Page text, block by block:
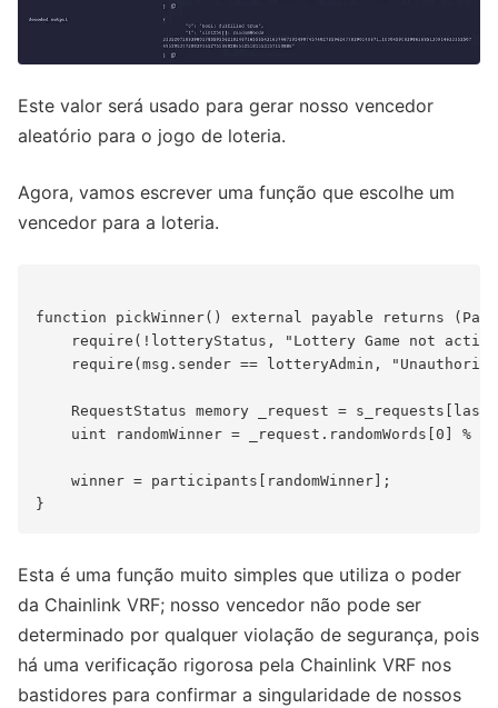
Este valor será usado para gerar nosso vencedor
aleatório para o jogo de loteria.
Agora, vamos escrever uma função que escolhe um
vencedor para a loteria.
function pickWinner() external payable returns
require(!lotteryStatus, "Lottery Game not
require(msg.sender == lotteryAdmin,
RequestStatus memory _request =
uint randomWinner = _request.randomWords[0] %
    winner = participants[randomWinner];
Esta é uma função muito simples que utiliza o poder
da Chainlink VRF; nosso vencedor não pode ser
determinado por qualquer violação de segurança, pois
há uma verificação rigorosa pela Chainlink VRF nos
bastidores para confirmar a singularidade de nossos